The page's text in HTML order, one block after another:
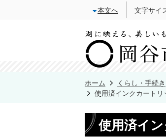
本文へ 文字サイ
ホーム くらし・手続き
使用済インクカート
使用済イ